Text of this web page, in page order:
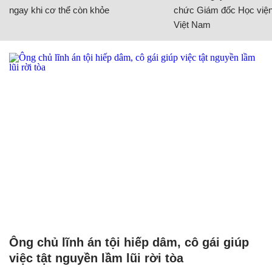
ngay khi cơ thể còn khỏe
chức Giám đốc Học
Việt Nam
Ông chủ lĩnh án tội hiếp dâm, cô gái giúp
việc tật nguyền lầm lũi rời tòa